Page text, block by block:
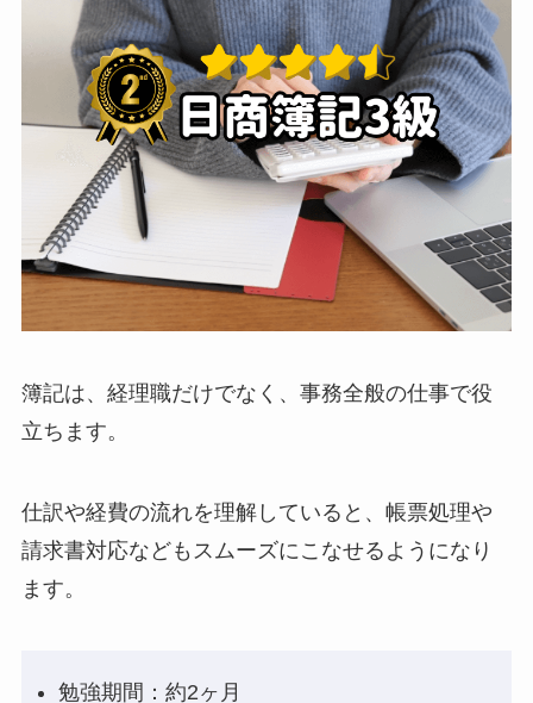
簿記は、経理職だけでなく、事務全般の仕事で役
立ちます。
仕訳や経費の流れを理解していると、帳票処理や
請求書対応などもスムーズにこなせるようになり
ます。
勉強期間：約2ヶ月